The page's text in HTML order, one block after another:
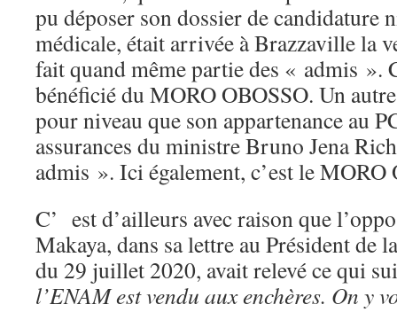
pu déposer son dossier de candidature
médicale, était arrivée à Brazzaville la
fait quand même partie des « admis ».
bénéficié du MORO OBOSSO. Un
pour niveau que son appartenance au
assurances du ministre Bruno Jena
admis ». Ici également, c’est le MORO
C’ est d’ailleurs avec raison que
Makaya, dans sa lettre au Président de
du 29 juillet 2020, avait relevé ce qui
l’ENAM est vendu aux enchères. On y